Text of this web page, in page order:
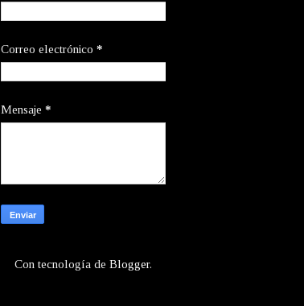
Correo electrónico *
Mensaje *
Con tecnología de Blogger.